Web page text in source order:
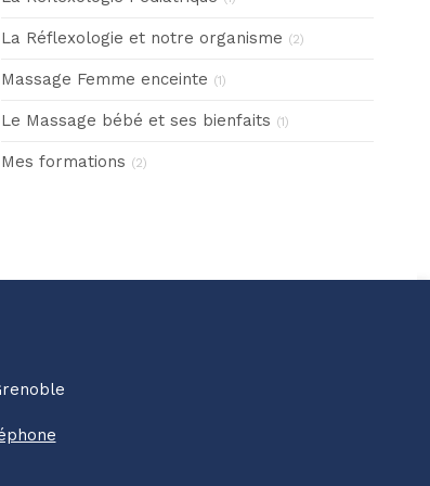
La Réflexologie et notre organisme (2)
Massage Femme enceinte (1)
Le Massage bébé et ses bienfaits (1)
Mes formations (2)